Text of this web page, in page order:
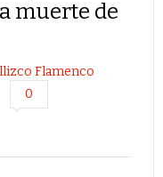
muerte de
Flamenco
0